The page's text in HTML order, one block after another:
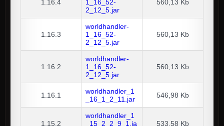
1.16.4
1_16_52-
2_12_5.jar
560,13 Kb
1.16.3
worldhandler-
1_16_52-
2_12_5.jar
560,13 Kb
1.16.2
worldhandler-
1_16_52-
2_12_5.jar
560,13 Kb
1.16.1
worldhandler_1
_16_1_2_11.jar
546,98 Kb
1.15.2
worldhandler_1
_15_2_2_9_1.ja
533,58 Kb